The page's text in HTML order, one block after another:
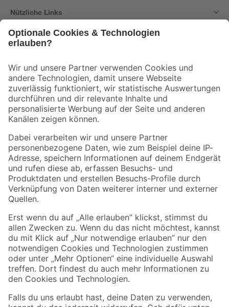
Nützliche Links
Der toom Newsletter: Keine Angebote und Aktionen mehr verpassen!
Zur Newsletter Anmeldung
Folge uns
Zahlungsarten Versandarten
Sicher einkaufen
Jetzt die toom-App herunterladen